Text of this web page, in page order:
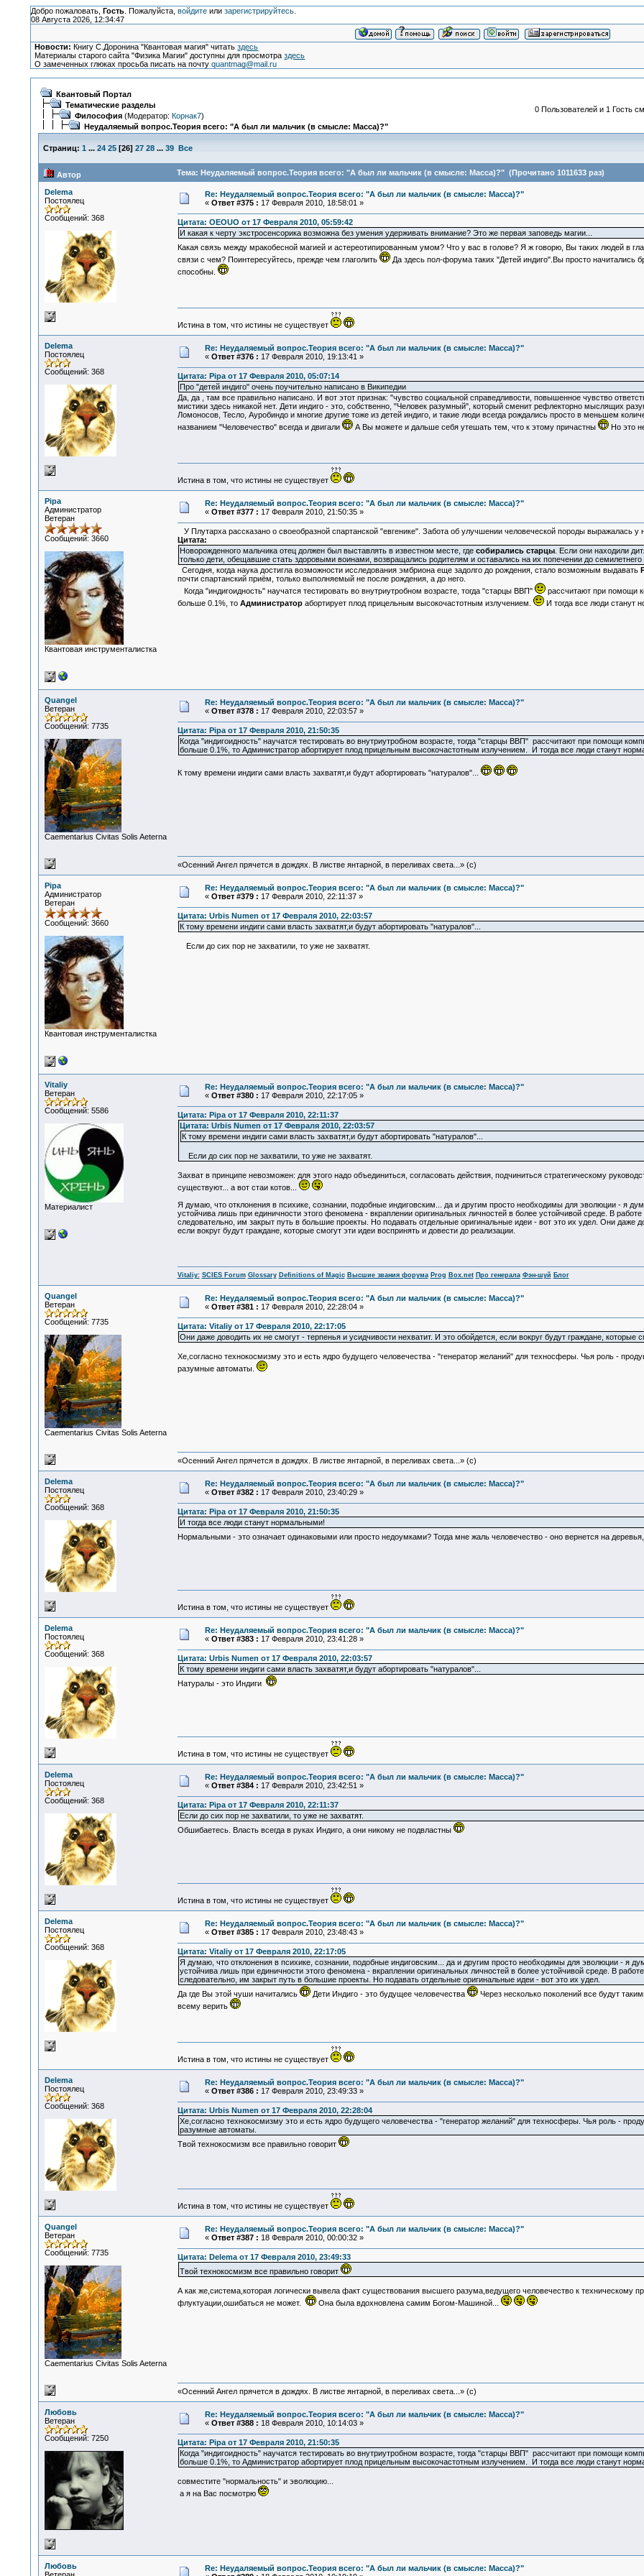
Добро пожаловать, Гость. Пожалуйста, войдитеили зарегистрируйтесь.
08 Августа 2026, 12:34:47
Новости: Книгу С.Доронина "Квантовая магия" читатьздесь
Материалы старого сайта "Физика Магии" доступны для просмотраздесь
О замеченных глюках просьба писать на почтуquantmag@mail.ru
Квантовый Портал
Тематические разделы
Философия(Модератор: Корнак7)
Неудаляемый вопрос.Теория всего: "А был ли мальчик (в смысле: Масса)?"
0 Пользователей и 1 Гость
Страниц: 1 ... 24 25[26] 27 28 ... 39 Все
Автор Тема: Неудаляемый вопрос.Теория всего: "А был ли мальчик (в смысле: Масса)?" (Прочитано 1011633 раз)
Delema
Постоялец
Сообщений: 368
Re: Неудаляемый вопрос.Теория всего: "А был ли мальчик (в смысле: Масса)?"
« Ответ #375 : 17 Февраля 2010, 18:58:01 »
Цитата: OEOUO от 17 Февраля 2010, 05:59:42
И какая к черту экстросенсорика возможна без умения удерживать внимание? Это же первая заповедь магии...
Какая связь между мракобесной магией и астереотипированным умом? Что у вас в голове? Я ж говорю, Вы таких людей в
связи с чем? Поинтересуйтесь, прежде чем глаголить
Да здесь пол-форума таких "Детей индиго".Вы просто
способны.
Истина в том, что истины не существует
Delema
Постоялец
Сообщений: 368
Re: Неудаляемый вопрос.Теория всего: "А был ли мальчик (в смысле: Масса)?"
« Ответ #376 : 17 Февраля 2010, 19:13:41 »
Цитата: Pipa от 17 Февраля 2010, 05:07:14
Про "детей индиго" очень поучительно написано в Википедии
Да, да , там все правильно написано. И вот этот признак: "чувство социальной справедливости, повышенное чувство
мистики здесь никакой нет. Дети индиго - это, собственно, "Человек разумный", который сменит рефлекторно мыслящих
Ломоносов, Тесло, Ауробиндо и многие другие тоже из детей индиго, и такие люди всегда рождались просто в меньшем
названием "Человечество" всегда и двигали
А Вы можете и дальше себя утешать тем, что к этому причастны Но это
Истина в том, что истины не существует
Pipa
Администратор
Ветеран
Сообщений: 3660
Квантовая инструменталистка
Re: Неудаляемый вопрос.Теория всего: "А был ли мальчик (в смысле: Масса)?"
« Ответ #377 : 17 Февраля 2010, 21:50:35 »
У Плутарха рассказано о своеобразной спартанской "евгенике". Забота об улучшении человеческой породы выражалась у
Цитата:
Новорожденного мальчика отец должен был выставлять в известном месте, где собирались старцы. Если они находили
только дети, обещавшие стать здоровыми воинами, возвращались родителям и оставались на их попечении до семилетнего
Сегодня, когда наука достигла возможности исследования эмбриона еще задолго до рождения, стало возможным выдавать
почти спартанский приём, только выполняемый не после рождения, а до него.
Когда "индигоидность" научатся тестировать во внутриутробном возрасте, тогда "старцы ВВП"
рассчитают при помощи
больше 0.1%, то Администраторабортирует плод прицельным высокочастотным излучением. И тогда все люди станут
Quangel
Ветеран
Сообщений: 7735
Сaementarius Civitas Solis Aeterna
Re: Неудаляемый вопрос.Теория всего: "А был ли мальчик (в смысле: Масса)?"
« Ответ #378 : 17 Февраля 2010, 22:03:57 »
Цитата: Pipa от 17 Февраля 2010, 21:50:35
Когда "индигоидность" научатся тестировать во внутриутробном возрасте, тогда "старцы ВВП" рассчитают при помощи
больше 0.1%, то Администратор абортирует плод прицельным высокочастотным излучением. И тогда все люди станут
К тому времени индиги сами власть захватят,и будут абортировать "натуралов"...
«Осенний Ангел прячется в дождях. В листве янтарной, в переливах света...» (c)
Pipa
Администратор
Ветеран
Сообщений: 3660
Квантовая инструменталистка
Re: Неудаляемый вопрос.Теория всего: "А был ли мальчик (в смысле: Масса)?"
« Ответ #379 : 17 Февраля 2010, 22:11:37 »
Цитата: Urbis Numen от 17 Февраля 2010, 22:03:57
К тому времени индиги сами власть захватят,и будут абортировать "натуралов"...
Если до сих пор не захватили, то уже не захватят.
Vitaliy
Ветеран
Сообщений: 5586
Материалист
Re: Неудаляемый вопрос.Теория всего: "А был ли мальчик (в смысле: Масса)?"
« Ответ #380 : 17 Февраля 2010, 22:17:05 »
Цитата: Pipa от 17 Февраля 2010, 22:11:37
Цитата: Urbis Numen от 17 Февраля 2010, 22:03:57
К тому времени индиги сами власть захватят,и будут абортировать "натуралов"...
Если до сих пор не захватили, то уже не захватят.
Захват в принципе невозможен: для этого надо объединиться, согласовать действия, подчиниться стратегическому
существуют... а вот стаи котов...
Я думаю, что отклонения в психике, сознании, подобные индиговским... да и другим просто необходимы для эволюции - я
устойчива лишь при единичности этого феномена - вкраплении оригинальных личностей в более устойчивой среде. В
следовательно, им закрыт путь в большие проекты. Но подавать отдельные оригинальные идеи - вот это их удел. Они даже
если вокруг будут граждане, которые смогут эти идеи воспринять и довести до реализации.
Vitaliy: SCIES Forum Glossary Definitions of Magic Высшие звания форума Prog Box.net Про генерала Фэн-шуй Блог
Quangel
Ветеран
Сообщений: 7735
Сaementarius Civitas Solis Aeterna
Re: Неудаляемый вопрос.Теория всего: "А был ли мальчик (в смысле: Масса)?"
« Ответ #381 : 17 Февраля 2010, 22:28:04 »
Цитата: Vitaliy от 17 Февраля 2010, 22:17:05
Они даже доводить их не смогут - терпенья и усидчивости нехватит. И это обойдется, если вокруг будут граждане, которые
Хе,согласно технокосмизму это и есть ядро будущего человечества - "генератор желаний" для техносферы. Чья роль -
разумные автоматы.
«Осенний Ангел прячется в дождях. В листве янтарной, в переливах света...» (c)
Delema
Постоялец
Сообщений: 368
Re: Неудаляемый вопрос.Теория всего: "А был ли мальчик (в смысле: Масса)?"
« Ответ #382 : 17 Февраля 2010, 23:40:29 »
Цитата: Pipa от 17 Февраля 2010, 21:50:35
И тогда все люди станут нормальными!
Нормальными - это означает одинаковыми или просто недоумками? Тогда мне жаль человечество - оно вернется на деревья,
Истина в том, что истины не существует
Delema
Постоялец
Сообщений: 368
Re: Неудаляемый вопрос.Теория всего: "А был ли мальчик (в смысле: Масса)?"
« Ответ #383 : 17 Февраля 2010, 23:41:28 »
Цитата: Urbis Numen от 17 Февраля 2010, 22:03:57
К тому времени индиги сами власть захватят,и будут абортировать "натуралов"...
Натуралы - это Индиги
Истина в том, что истины не существует
Delema
Постоялец
Сообщений: 368
Re: Неудаляемый вопрос.Теория всего: "А был ли мальчик (в смысле: Масса)?"
« Ответ #384 : 17 Февраля 2010, 23:42:51 »
Цитата: Pipa от 17 Февраля 2010, 22:11:37
Если до сих пор не захватили, то уже не захватят.
Обшибаетесь. Власть всегда в руках Индиго, а они никому не подвластны
Истина в том, что истины не существует
Delema
Постоялец
Сообщений: 368
Re: Неудаляемый вопрос.Теория всего: "А был ли мальчик (в смысле: Масса)?"
« Ответ #385 : 17 Февраля 2010, 23:48:43 »
Цитата: Vitaliy от 17 Февраля 2010, 22:17:05
Я думаю, что отклонения в психике, сознании, подобные индиговским... да и другим просто необходимы для эволюции - я
устойчива лишь при единичности этого феномена - вкраплении оригинальных личностей в более устойчивой среде. В
следовательно, им закрыт путь в большие проекты. Но подавать отдельные оригинальные идеи - вот это их удел.
Да где Вы этой чуши начитались
Дети Индиго - это будущее человечества Через несколько поколений все будут
всему верить
Истина в том, что истины не существует
Delema
Постоялец
Сообщений: 368
Re: Неудаляемый вопрос.Теория всего: "А был ли мальчик (в смысле: Масса)?"
« Ответ #386 : 17 Февраля 2010, 23:49:33 »
Цитата: Urbis Numen от 17 Февраля 2010, 22:28:04
Хе,согласно технокосмизму это и есть ядро будущего человечества - "генератор желаний" для техносферы. Чья роль -
разумные автоматы.
Твой технокосмизм все правильно говорит
Истина в том, что истины не существует
Quangel
Ветеран
Сообщений: 7735
Сaementarius Civitas Solis Aeterna
Re: Неудаляемый вопрос.Теория всего: "А был ли мальчик (в смысле: Масса)?"
« Ответ #387 : 18 Февраля 2010, 00:00:32 »
Цитата: Delema от 17 Февраля 2010, 23:49:33
Твой технокосмизм все правильно говорит
А как же,система,которая логически вывела факт существования высшего разума,ведущего человечество к техническому
флуктуации,ошибаться не может.
Она была вдохновлена самим Богом-Машиной...
«Осенний Ангел прячется в дождях. В листве янтарной, в переливах света...» (c)
Любовь
Ветеран
Сообщений: 7250
Re: Неудаляемый вопрос.Теория всего: "А был ли мальчик (в смысле: Масса)?"
« Ответ #388 : 18 Февраля 2010, 10:14:03 »
Цитата: Pipa от 17 Февраля 2010, 21:50:35
Когда "индигоидность" научатся тестировать во внутриутробном возрасте, тогда "старцы ВВП" рассчитают при помощи
больше 0.1%, то Администратор абортирует плод прицельным высокочастотным излучением. И тогда все люди станут
совместите "нормальность" и эволюцию...
а я на Вас посмотрю
Любовь
Re: Неудаляемый вопрос.Теория всего: "А был ли мальчик (в смысле: Масса)?"